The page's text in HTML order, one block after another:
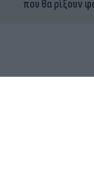
που θα ρίξουν